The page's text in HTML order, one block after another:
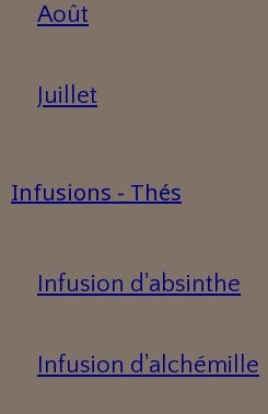
Août
Juillet
Infusions - Thés
Infusion d'absinthe
Infusion d'alchémille